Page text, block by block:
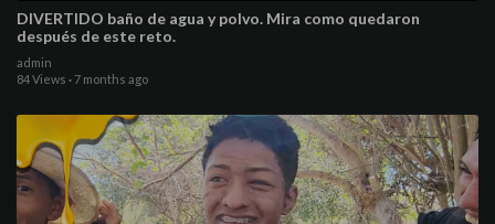
DIVERTIDO baño de agua y polvo. Mira como quedaron
después de este reto.
admin
84 Views ·7 months ago